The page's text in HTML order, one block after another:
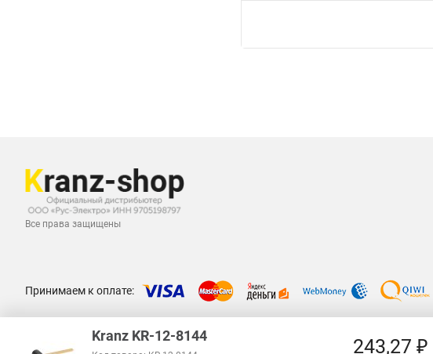
Все права защищены
Принимаем к оплате:
Kranz KR-12-8144 243,27 ₽